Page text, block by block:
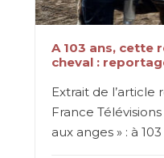
A 103 ans, cette
cheval :
Extrait de l’article
France
aux anges » : à